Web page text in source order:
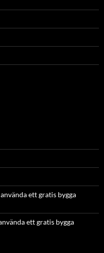
ett gratis bygga
ett gratis bygga